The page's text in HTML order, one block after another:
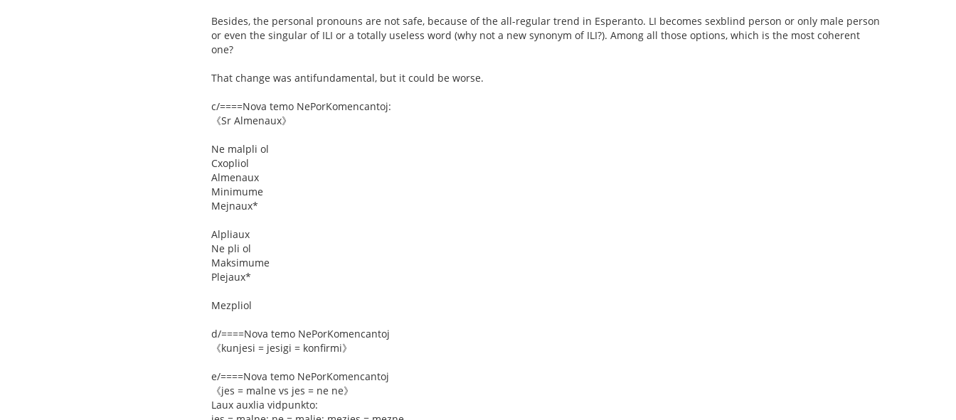
Besides, the personal pronouns are not safe, because of the all-regular trend in Esperanto. LI becomes sexblind person or only male person
or even the singular of ILI or a totally useless word (why not a new synonym of ILI?). Among all those options, which is the most coherent
one?
That change was antifundamental, but it could be worse.
c/====Nova temo NePorKomencantoj:
《Sr Almenaux》
Ne malpli ol
Cxopliol
Almenaux
Minimume
Mejnaux*
Alpliaux
Ne pli ol
Maksimume
Plejaux*
Mezpliol
d/====Nova temo NePorKomencantoj
《kunjesi = jesigi = konfirmi》
e/====Nova temo NePorKomencantoj
《jes = malne vs jes = ne ne》
Laux auxlia vidpunkto: